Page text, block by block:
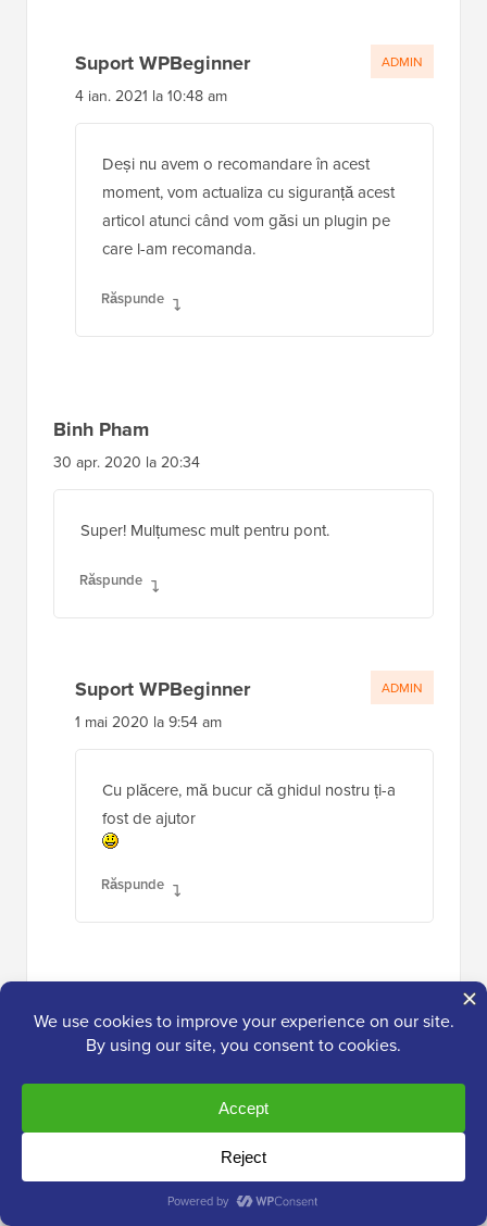
Suport WPBeginner
4 ian. 2021 la 10:48 am
Deși nu avem o recomandare în acest
moment, vom actualiza cu siguranță acest
articol atunci când vom găsi un plugin pe
care l-am recomanda.
Răspunde
ADMIN
Binh Pham
30 apr. 2020 la 20:34
Super! Mulțumesc mult pentru pont.
Răspunde
Suport WPBeginner
1 mai 2020 la 9:54 am
Cu plăcere, mă bucur că ghidul nostru ți-a
fost de ajutor
Răspunde
ADMIN
Efe Obasuyi
16 decembrie 2019 la 3:42
Pentru informarea dumneavoastră, „Control